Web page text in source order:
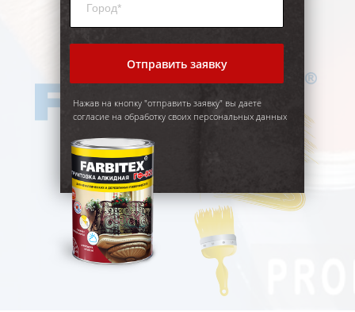
Отправить заявку
Нажав на кнопку "отправить заявку" вы даете
согласие на обработку своих персональных данных